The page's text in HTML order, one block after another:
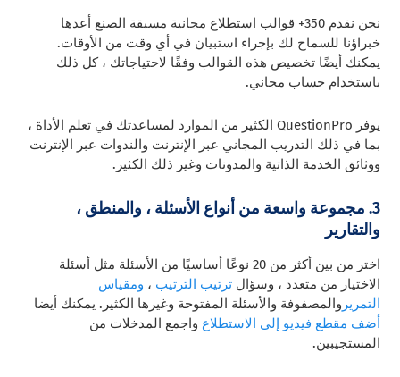
نحن نقدم 350+ قوالب استطلاع مجانية مسبقة الصنع أعدها
خبراؤنا للسماح لك بإجراء استبيان في أي وقت من الأوقات.
يمكنك أيضًا تخصيص هذه القوالب وفقًا لاحتياجاتك ، كل ذلك
باستخدام حساب مجاني.
يوفر QuestionPro الكثير من الموارد لمساعدتك في تعلم الأداة ،
بما في ذلك التدريب المجاني عبر الإنترنت والندوات عبر الإنترنت
ووثائق الخدمة الذاتية والمدونات وغير ذلك الكثير.
3. مجموعة واسعة من أنواع الأسئلة ، والمنطق ،
والتقارير
اختر من بين أكثر من 20 نوعًا أساسيًا من الأسئلة مثل أسئلة
الاختيار من متعدد ، وسؤال ترتيب الترتيب ، ومقياس
التمرير والمصفوفة والأسئلة المفتوحة وغيرها الكثير. يمكنك أيضا
أضف مقطع فيديو إلى الاستطلاع واجمع المدخلات من
المستجيبين.